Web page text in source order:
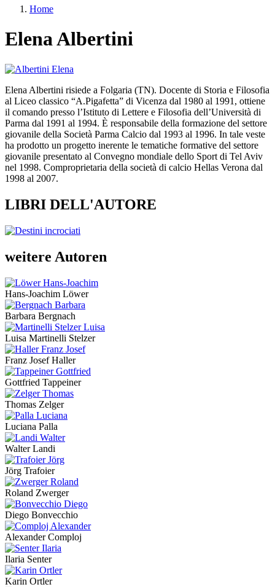
Home
Elena Albertini
Elena Albertini risiede a Folgaria (TN). Docente di Storia e Filosofia
al Liceo classico “A.Pigafetta” di Vicenza dal 1980 al 1991, ottiene
il comando presso l’Istituto di Lettere e Filosofia dell’Università di
Parma dal 1991 al 1994. È responsabile della formazione del settore
giovanile della Società Parma Calcio dal 1993 al 1996. In tale veste
ha prodotto un progetto inerente le tematiche formative del settore
giovanile presentato al Convegno mondiale dello Sport di Tel Aviv
nel 1998. Comproprietaria della società di calcio Hellas Verona dal
1998 al 2007.
LIBRI DELL'AUTORE
weitere Autoren
Hans-Joachim Löwer
Barbara Bergnach
Luisa Martinelli Stelzer
Franz Josef Haller
Gottfried Tappeiner
Thomas Zelger
Luciana Palla
Walter Landi
Jörg Trafoier
Roland Zwerger
Diego Bonvecchio
Alexander Comploj
Ilaria Senter
Karin Ortler